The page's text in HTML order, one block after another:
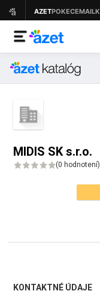
MIDIS SK s.r.o.
(0 hodnotení)
KONTAKTNÉ ÚDAJE